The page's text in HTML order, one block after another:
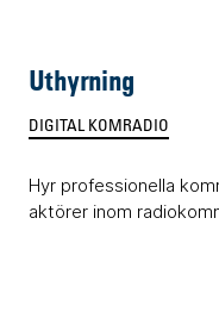
Uthyrning
DIGITAL KOMRADIO
Hyr professionella
aktörer inom